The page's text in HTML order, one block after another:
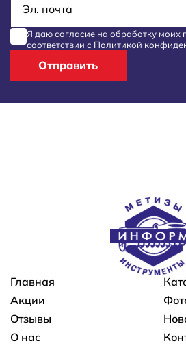
Я даю согласие на обработку моих
соответствии с Политикой
Отправить
Основная навигация
Главная
Акции
Отзывы
О нас